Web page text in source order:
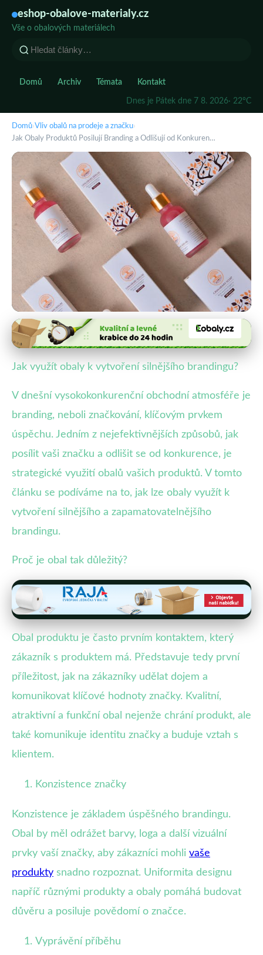
eshop-obalove-materialy.cz
Vše o obalových materiálech
Domů Archiv Témata Kontakt
Dnes je Pátek dne 7 8. 2026· 22°C
Domů›Vliv obalů na prodeje a značku›
Jak Obaly Produktů Posilují Branding a Odlišují od Konkuren…
Vliv obalů na prodeje a značku
Jak Obaly Produktů Posilují
Konkurence
Jak využít obaly k vytvoření silnějšího brandingu?
V dnešní vysokokonkurenční obchodní atmosféře je
branding, neboli značkování, klíčovým prvkem
úspěchu. Jedním z nejefektivnějších způsobů, jak
posílit vaši značku a odlišit se od konkurence, je
strategické využití obalů vašich produktů. V tomto
článku se podíváme na to, jak lze obaly využít k
vytvoření silnějšího a zapamatovatelnějšího
brandingu.
Proč je obal tak důležitý?
Obal produktu je často prvním kontaktem, který
zákazník s produktem má. Představuje tedy první
příležitost, jak na zákazníky udělat dojem a
komunikovat klíčové hodnoty značky. Kvalitní,
atraktivní a funkční obal nejenže chrání produkt, ale
také komunikuje identitu značky a buduje vztah s
klientem.
Konzistence značky
Konzistence je základem úspěšného brandingu.
Obal by měl odrážet barvy, loga a další vizuální
prvky vaší značky, aby zákazníci mohli vaše
produkty snadno rozpoznat. Uniformita designu
napříč různými produkty a obaly pomáhá budovat
důvěru a posiluje povědomí o značce.
Vyprávění příběhu